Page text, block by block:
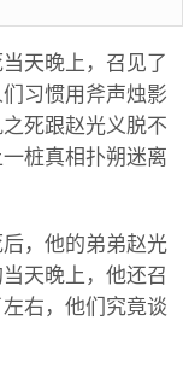
天晚上，召见了
习惯用斧声烛影
死跟赵光义脱不
桩真相扑朔迷离
，他的弟弟赵光
天晚上，他还召
右，他们究竟谈